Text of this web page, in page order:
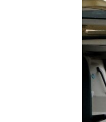
POPLAVE I KLIZIŠTA U BIH 2024.